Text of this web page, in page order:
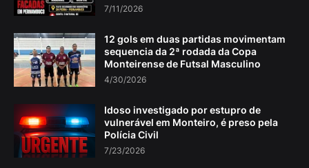
7/11/2026
12 gols em duas partidas movimentam
sequencia da 2ª rodada da Copa
Monteirense de Futsal Masculino
4/30/2026
Idoso investigado por estupro de
vulnerável em Monteiro, é preso pela
Polícia Civil
7/23/2026